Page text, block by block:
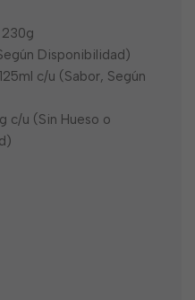
Disponibilidad)
c/u (Sabor, Según
c/u (Sin Hueso o